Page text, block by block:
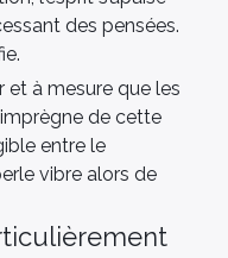
des pensées.
et à mesure que les
de cette
entre le
vibre alors de